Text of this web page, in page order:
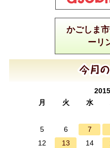
かごしま
ーリ
月
火 水
5
6 7
12
13 14